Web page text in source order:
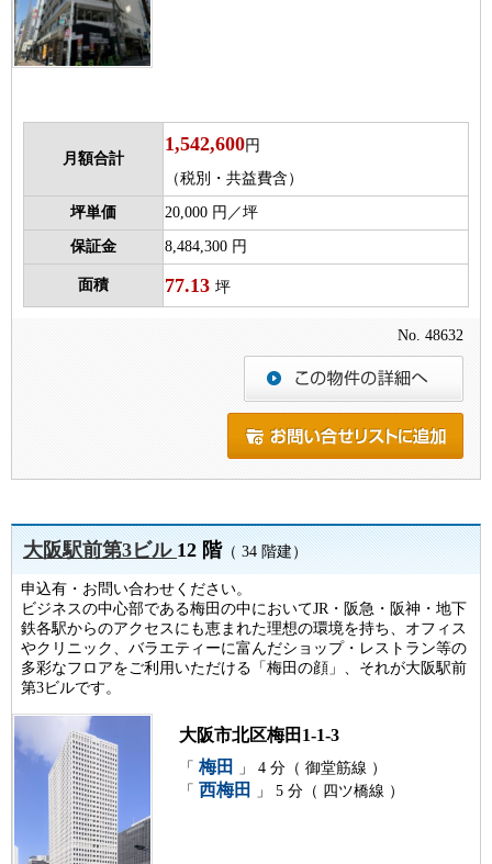
月額合計
1,542,600円
（税別・共益費含）
坪単価 20,000 円／坪
保証金 8,484,300 円
面積 77.13 坪
No. 48632
大阪駅前第3ビル12 階（ 34 階建）
申込有・お問い合わせください。
ビジネスの中心部である梅田の中においてJR・阪急・阪神・地下
鉄各駅からのアクセスにも恵まれた理想の環境を持ち、オフィス
やクリニック、バラエティーに富んだショップ・レストラン等の
多彩なフロアをご利用いただける「梅田の顔」、それが大阪駅前
第3ビルです。
大阪市北区梅田1-1-3
「 梅田
」 4 分（ 御堂筋線 ）
「 西梅田 」 5 分（ 四ツ橋線 ）